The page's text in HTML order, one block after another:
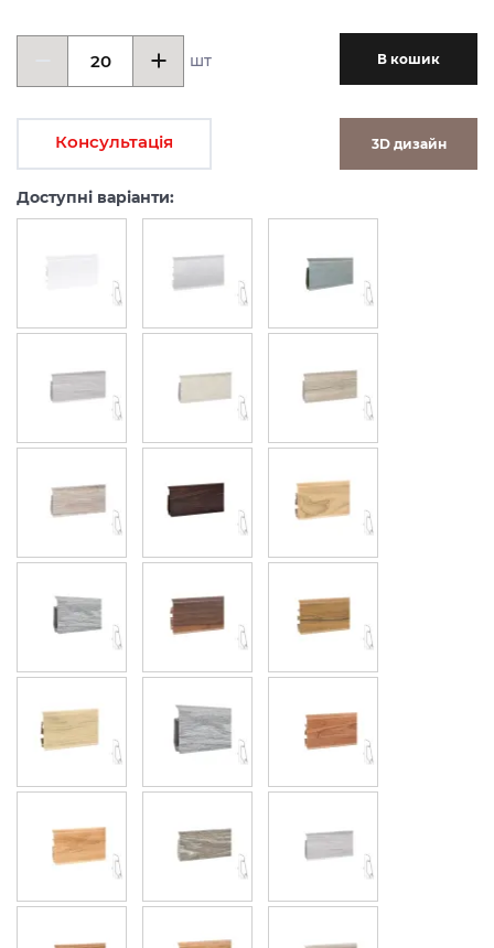
шт В кошик
Консультація 3D дизайн
Доступні варіанти: